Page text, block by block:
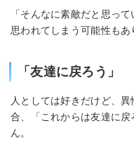
「そんなに素敵だと思っ
思われてしまう可能性もあ
「友達に戻ろう」
人としては好きだけど、
合、「これからは友達に
ん。